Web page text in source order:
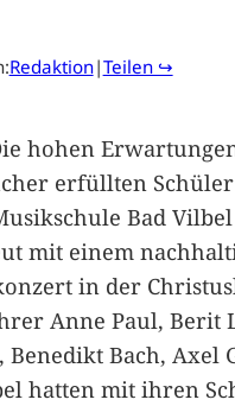
Redaktion|Teilen ↪
hohen
erfüllten
Bad
mit einem
in der
Anne Paul, Berit
Bach, Axel
hatten mit ihren